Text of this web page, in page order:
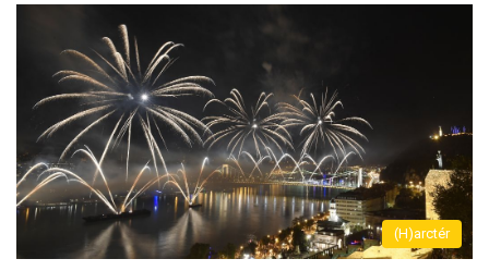
(H)arctér